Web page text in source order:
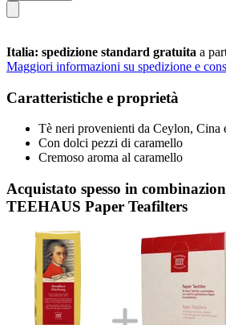
Italia: spedizione standard gratuita a
Maggiori informazioni su spedizione e
Caratteristiche e proprietà
Tè neri provenienti da Ceylon, Cina
Con dolci pezzi di caramello
Cremoso aroma al caramello
Acquistato spesso in
TEEHAUS Paper Teafilters